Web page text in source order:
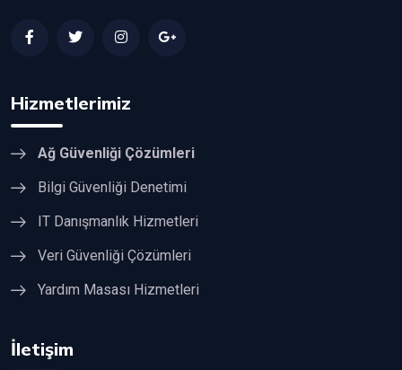
Hizmetlerimiz
Ağ Güvenliği Çözümleri
Bilgi Güvenliği Denetimi
IT Danışmanlık Hizmetleri
Veri Güvenliği Çözümleri
Yardım Masası Hizmetleri
İletişim